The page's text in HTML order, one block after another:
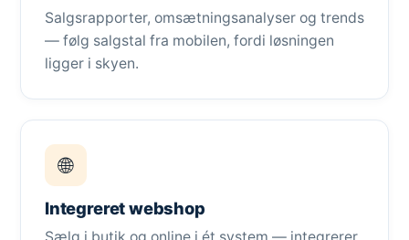
Salgsrapporter, omsætningsanalyser og trends
— følg salgstal fra mobilen, fordi løsningen
ligger i skyen.
🌐
Integreret webshop